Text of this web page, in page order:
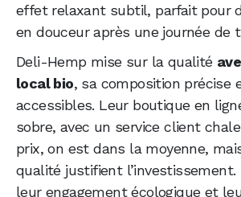
effet relaxant subtil, parfait pour
en douceur après une journée de
Deli-Hemp mise sur la qualité
local bio, sa composition précise
accessibles. Leur boutique en
sobre, avec un service client
prix, on est dans la moyenne,
qualité justifient l’investissement.
leur engagement écologique et